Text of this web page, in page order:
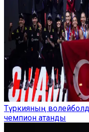
Түркияның
чемпион атанды